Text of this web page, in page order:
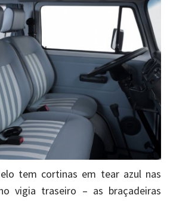
tem cortinas em tear azul nas
vigia traseiro – as braçadeiras